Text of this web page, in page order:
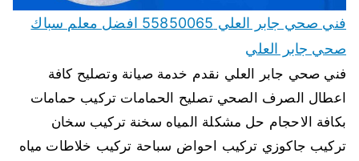
فني صحي جابر العلي 55850065 افضل معلم سباك
صحي جابر العلي
فني صحي جابر العلي نقدم خدمة صيانة وتصليح كافة
اعطال الصرف الصحي تصليح الحمامات تركيب حمامات
بكافة الاحجام حل مشكلة المياه سخنة تركيب سخان
تركيب جاكوزي تركيب احواض سباحة تركيب خلاطات مياه